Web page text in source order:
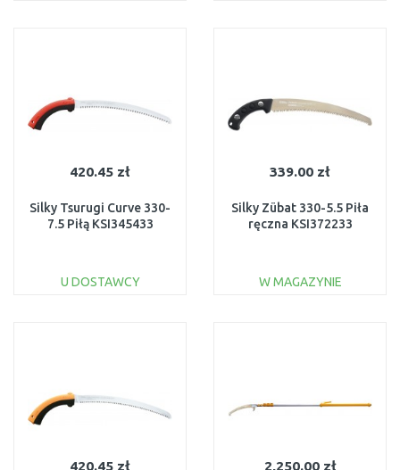
420.45 zł
Silky Tsurugi Curve 330-
7.5 Piłą KSI345433
U DOSTAWCY
339.00 zł
Silky Zübat 330-5.5 Piła
ręczna KSI372233
W MAGAZYNIE
420.45 zł 2,250.00 zł